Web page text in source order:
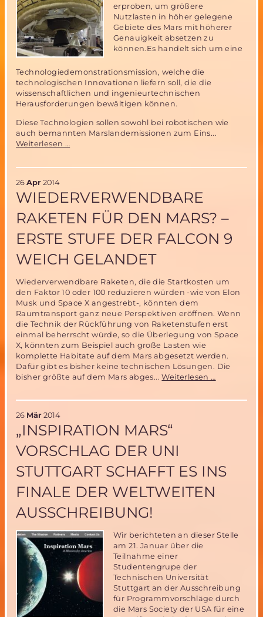
erproben, um größere
Nutzlasten in höher gelegene
Gebiete des Mars mit höherer
Genauigkeit absetzen zu
können.Es handelt sich um eine
Technologiedemonstrationsmission, welche die
technologischen Innovationen liefern soll, die die
wissenschaftlichen und ingenieurtechnischen
Herausforderungen bewältigen können.
Diese Technologien sollen sowohl bei robotischen wie
auch bemannten Marslandemissionen zum Eins...
Weiterlesen …
Density
Decelerator
vor
26 Apr 2014
WIEDERVERWENDBARE
RAKETEN FÜR DEN MARS? –
ERSTE STUFE DER FALCON 9
WEICH GELANDET
Wiederverwendbare Raketen, die die Startkosten um
den Faktor 10 oder 100 reduzieren würden -wie von Elon
Musk und Space X angestrebt-, könnten dem
Raumtransport ganz neue Perspektiven eröffnen. Wenn
die Technik der Rückführung von Raketenstufen erst
einmal beherrscht würde, so die Überlegung von Space
X, könnten zum Beispiel auch große Lasten wie
komplette Habitate auf dem Mars abgesetzt werden.
Dafür gibt es bisher keine technischen Lösungen. Die
bisher größte auf dem Mars abges...Weiterlesen …
Falcon
26 Mär 2014
„INSPIRATION MARS“
VORSCHLAG DER UNI
STUTTGART SCHAFFT ES INS
FINALE DER WELTWEITEN
AUSSCHREIBUNG!
Wir berichteten an dieser Stelle
am 21. Januar über die
Teilnahme einer
Studentengrupe der
Technischen Universität
Stuttgart an der Ausschreibung
für Programmvorschläge durch
die Mars Society der USA für eine